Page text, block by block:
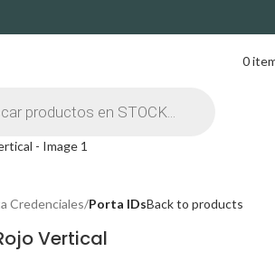
0
Credenciales Porta IDsBack to products
Vertical